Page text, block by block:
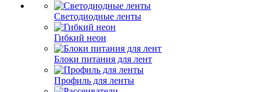
Светодиодные ленты
Гибкий неон
Блоки питания для лент
Профиль для ленты